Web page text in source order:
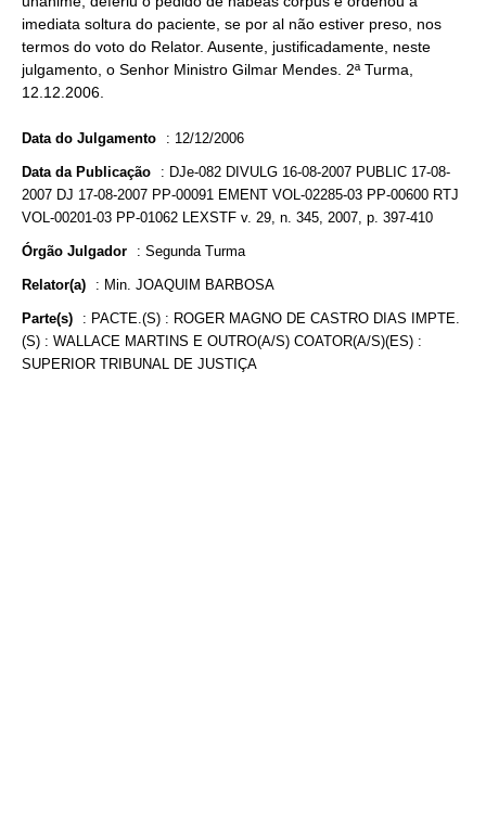
imediata soltura do paciente, se por al não estiver preso, nos
termos do voto do Relator. Ausente, justificadamente, neste
julgamento, o Senhor Ministro Gilmar Mendes. 2ª Turma,
12.12.2006.
Data do Julgamento : 12/12/2006
Data da Publicação : DJe-082 DIVULG 16-08-2007 PUBLIC 17-08-
2007 DJ 17-08-2007 PP-00091 EMENT VOL-02285-03 PP-00600 RTJ
VOL-00201-03 PP-01062 LEXSTF v. 29, n. 345, 2007, p. 397-410
Órgão Julgador : Segunda Turma
Relator(a) : Min. JOAQUIM BARBOSA
Parte(s) : PACTE.(S) : ROGER MAGNO DE CASTRO DIAS IMPTE.
(S) : WALLACE MARTINS E OUTRO(A/S) COATOR(A/S)(ES) :
SUPERIOR TRIBUNAL DE JUSTIÇA